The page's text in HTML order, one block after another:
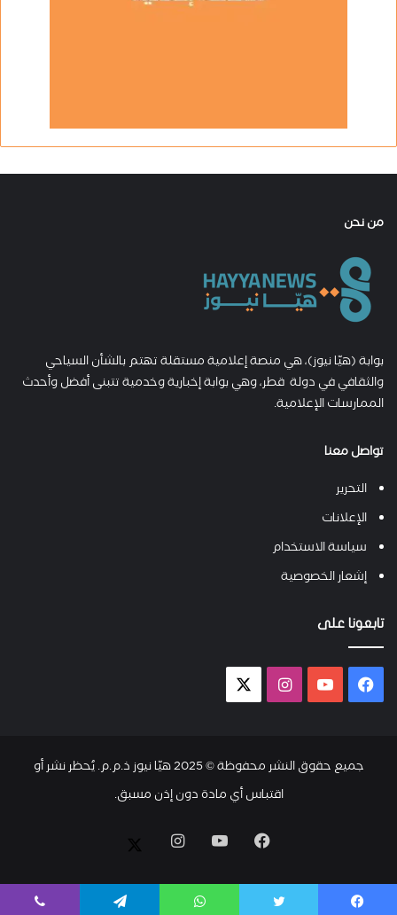
من نحن
بوابة (هيّا نيوز)، هي منصة إعلامية مستقلة تهتم بالشأن السياحي
والثقافي في دولة قطر، وهي بوابة إخبارية وخدمية تتبنى أفضل وأحدث
الممارسات الإعلامية.
تواصل معنا
التحرير
الإعلانات
سياسة الاستخدام
إشعار الخصوصية
تابعونا على
فيسبوك يوتيوب انستقرام
جميع حقوق النشر محفوظة © 2025 هيّا نيوز ذ.م.م. يُحظر نشر أو
اقتباس أي مادة دون إذن مسبق.
فيسبوك يوتيوب انستقرام
twitter